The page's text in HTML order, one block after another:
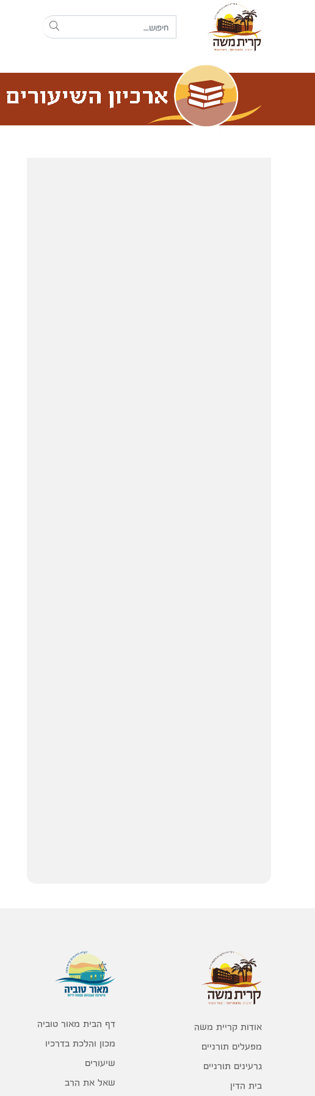
אודות קריית משה
מפעלים תורניים
גרעינים תורניים
בית הדין
דף הבית מאור טוביה
מכון והלכת בדרכיו
שיעורים
שאל את הרב